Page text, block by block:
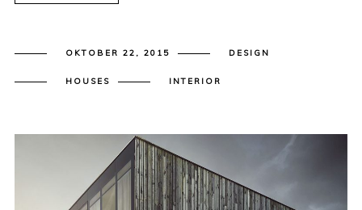
OKTOBER 22, 2015 DESIGN
HOUSES INTERIOR